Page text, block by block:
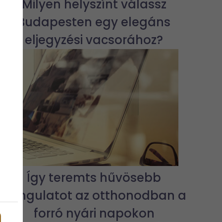
Milyen helyszínt válassz
Budapesten egy elegáns
eljegyzési vacsorához?
Így teremts hűvösebb
hangulatot az otthonodban a
forró nyári napokon